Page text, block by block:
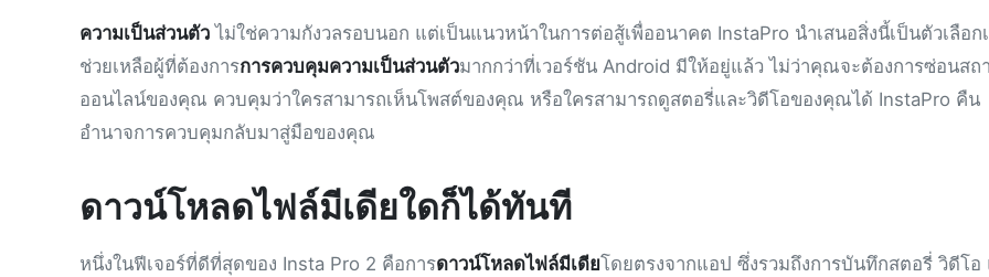
ความเป็นส่วนตัว ไม่ใช่ความกังวลรอบนอก แต่เป็นแนวหน้าในการต่อสู้เพื่ออนาคต InstaPro นำเสนอสิ่งนี้เป็นตัวเลือก
ช่วยเหลือผู้ที่ต้องการการควบคุมความเป็นส่วนตัวมากกว่าที่เวอร์ชัน Android มีให้อยู่แล้ว ไม่ว่าคุณจะต้องการซ่อนสถ
ออนไลน์ของคุณ ควบคุมว่าใครสามารถเห็นโพสต์ของคุณ หรือใครสามารถดูสตอรี่และวิดีโอของคุณได้ InstaPro คืน
อำนาจการควบคุมกลับมาสู่มือของคุณ
ดาวน์โหลดไฟล์มีเดียใดก็ได้ทันที
หนึ่งในฟีเจอร์ที่ดีที่สุดของ Insta Pro 2 คือการดาวน์โหลดไฟล์มีเดียโดยตรงจากแอป ซึ่งรวมถึงการบันทึกสตอรี่ วิดีโอ